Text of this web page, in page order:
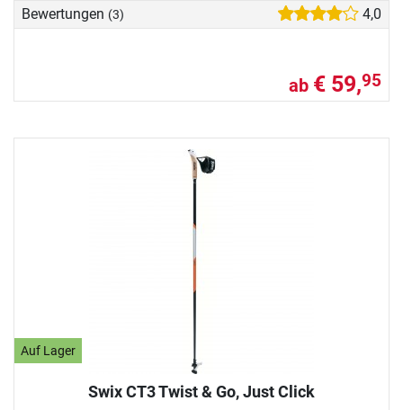
Bewertungen (3) 4,0
ab € 59,95
Auf Lager
Swix CT3 Twist & Go, Just Click